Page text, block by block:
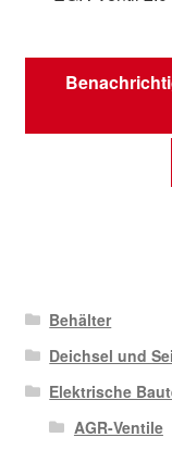
Behälter
Deichsel und
Elektrische
AGR-Ventile